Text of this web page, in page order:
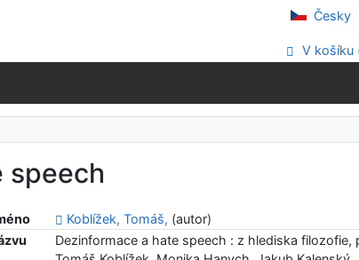
Česky
V košíku
speech
Koblížek, Tomáš, (autor)
Dezinformace a hate speech : z hlediska filozofie,